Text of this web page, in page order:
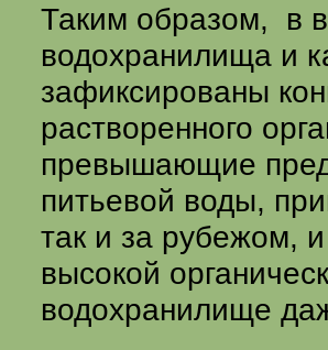
Таким образом, в
водохранилища и
зафиксированы
растворенного
превышающие
питьевой воды,
так и за рубежом,
высокой
водохранилище